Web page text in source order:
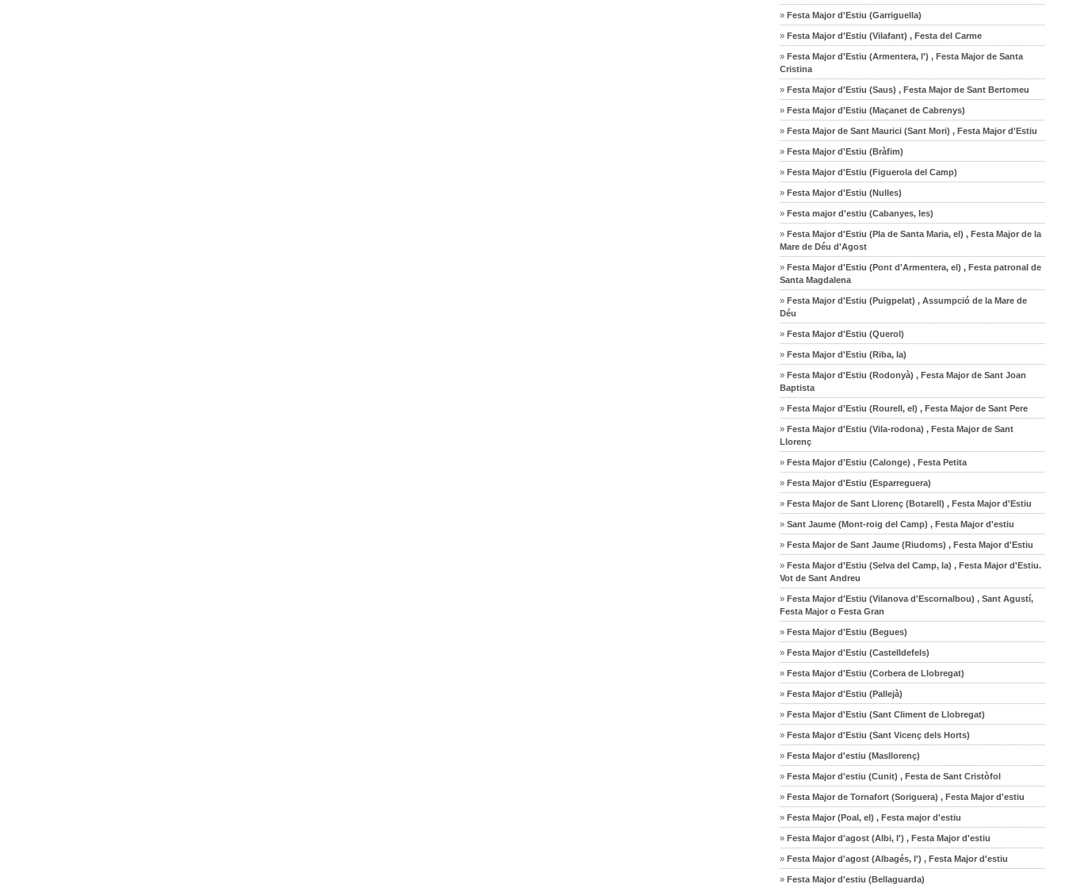
» Festa Major d'Estiu (Garriguella)
» Festa Major d'Estiu (Vilafant) , Festa del Carme
» Festa Major d'Estiu (Armentera, l') , Festa Major de Santa
Cristina
» Festa Major d'Estiu (Saus) , Festa Major de Sant Bertomeu
» Festa Major d'Estiu (Maçanet de Cabrenys)
» Festa Major de Sant Maurici (Sant Mori) , Festa Major d'Estiu
» Festa Major d'Estiu (Bràfim)
» Festa Major d'Estiu (Figuerola del Camp)
» Festa Major d'Estiu (Nulles)
» Festa major d'estiu (Cabanyes, les)
» Festa Major d'Estiu (Pla de Santa Maria, el) , Festa Major de la
Mare de Déu d'Agost
» Festa Major d'Estiu (Pont d'Armentera, el) , Festa patronal de
Santa Magdalena
» Festa Major d'Estiu (Puigpelat) , Assumpció de la Mare de
Déu
» Festa Major d'Estiu (Querol)
» Festa Major d'Estiu (Riba, la)
» Festa Major d'Estiu (Rodonyà) , Festa Major de Sant Joan
Baptista
» Festa Major d'Estiu (Rourell, el) , Festa Major de Sant Pere
» Festa Major d'Estiu (Vila-rodona) , Festa Major de Sant
Llorenç
» Festa Major d'Estiu (Calonge) , Festa Petita
» Festa Major d'Estiu (Esparreguera)
» Festa Major de Sant Llorenç (Botarell) , Festa Major d'Estiu
» Sant Jaume (Mont-roig del Camp) , Festa Major d'estiu
» Festa Major de Sant Jaume (Riudoms) , Festa Major d'Estiu
» Festa Major d'Estiu (Selva del Camp, la) , Festa Major d'Estiu.
Vot de Sant Andreu
» Festa Major d'Estiu (Vilanova d'Escornalbou) , Sant Agustí,
Festa Major o Festa Gran
» Festa Major d'Estiu (Begues)
» Festa Major d'Estiu (Castelldefels)
» Festa Major d'Estiu (Corbera de Llobregat)
» Festa Major d'Estiu (Pallejà)
» Festa Major d'Estiu (Sant Climent de Llobregat)
» Festa Major d'Estiu (Sant Vicenç dels Horts)
» Festa Major d'estiu (Masllorenç)
» Festa Major d'estiu (Cunit) , Festa de Sant Cristòfol
» Festa Major de Tornafort (Soriguera) , Festa Major d'estiu
» Festa Major (Poal, el) , Festa major d'estiu
» Festa Major d'agost (Albi, l') , Festa Major d'estiu
» Festa Major d'agost (Albagés, l') , Festa Major d'estiu
» Festa Major d'estiu (Bellaguarda)